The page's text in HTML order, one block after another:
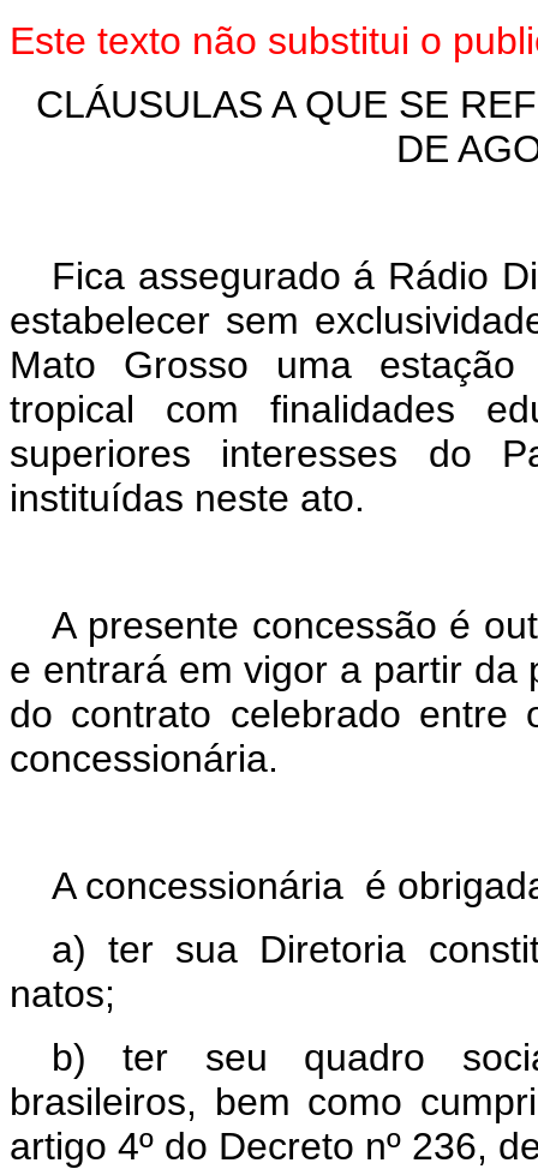
Este texto não substitui o
CLÁUSULAS A QUE SE
DE
Fica assegurado á Rádio
estabelecer sem
Mato Grosso uma
tropical com finalidades
superiores interesses do
instituídas neste ato.
A presente concessão é
e entrará em vigor a partir da
do contrato celebrado entre
concessionária.
A concessionária é
a) ter sua Diretoria
natos;
b) ter seu quadro
brasileiros, bem como
artigo 4º do Decreto nº 236,